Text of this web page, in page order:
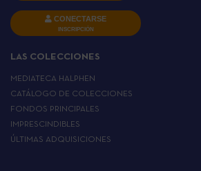
CONECTARSE
INSCRIPCIÓN
LAS COLECCIONES
MEDIATECA HALPHEN
CATÁLOGO DE COLECCIONES
FONDOS PRINCIPALES
IMPRESCINDIBLES
ÚLTIMAS ADQUISICIONES